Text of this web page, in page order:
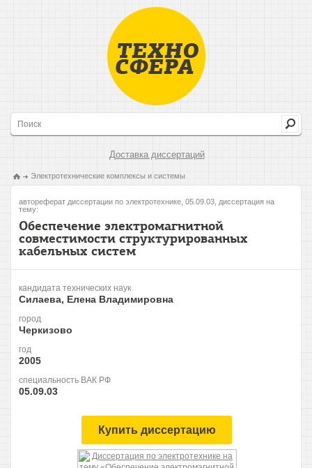
Доставка диссертаций
Электротехнические комплексы и системы
автореферат диссертации по электротехнике, 05.09.03, диссертация на
тему:
Обеспечение электромагнитной
совместимости структурированных
кабельных систем
кандидата технических наук
Силаева, Елена Владимировна
город
Черкизово
год
2005
специальность ВАК РФ
05.09.03
Купить диссертацию